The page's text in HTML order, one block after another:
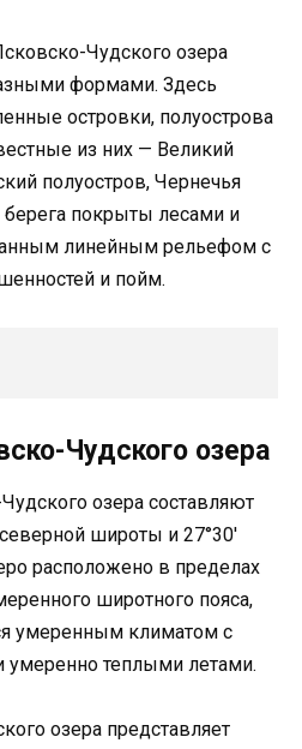
Чудского озера
формами. Здесь
островки, полуострова
из них — Великий
полуостров, Чернечья
берега покрыты лесами и
линейным рельефом с
и пойм.
Чудского озера
озера составляют
широты и 27°30′
расположено в пределах
широтного пояса,
умеренным климатом с
теплыми летами.
озера представляет